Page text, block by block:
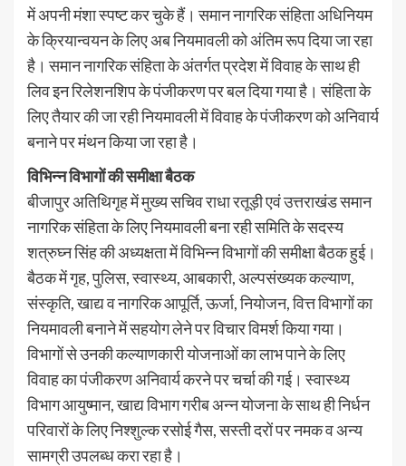
में अपनी मंशा स्पष्ट कर चुके हैं। समान नागरिक संहिता अधिनियम
के क्रियान्वयन के लिए अब नियमावली को अंतिम रूप दिया जा रहा
है। समान नागरिक संहिता के अंतर्गत प्रदेश में विवाह के साथ ही
लिव इन रिलेशनशिप के पंजीकरण पर बल दिया गया है। संहिता के
लिए तैयार की जा रही नियमावली में विवाह के पंजीकरण को अनिवार्य
बनाने पर मंथन किया जा रहा है।
विभिन्न विभागों की समीक्षा बैठक
बीजापुर अतिथिगृह में मुख्य सचिव राधा रतूड़ी एवं उत्तराखंड समान
नागरिक संहिता के लिए नियमावली बना रही समिति के सदस्य
शत्रुघ्न सिंह की अध्यक्षता में विभिन्न विभागों की समीक्षा बैठक हुई।
बैठक में गृह, पुलिस, स्वास्थ्य, आबकारी, अल्पसंख्यक कल्याण,
संस्कृति, खाद्य व नागरिक आपूर्ति, ऊर्जा, नियोजन, वित्त विभागों का
नियमावली बनाने में सहयाेग लेने पर विचार विमर्श किया गया।
विभागों से उनकी कल्याणकारी योजनाओं का लाभ पाने के लिए
विवाह का पंजीकरण अनिवार्य करने पर चर्चा की गई। स्वास्थ्य
विभाग आयुष्मान, खाद्य विभाग गरीब अन्न योजना के साथ ही निर्धन
परिवारों के लिए निश्शुल्क रसोई गैस, सस्ती दरों पर नमक व अन्य
सामग्री उपलब्ध करा रहा है।